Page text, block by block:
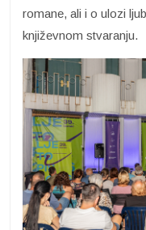
romane, ali i o ulozi
književnom stvaranju.